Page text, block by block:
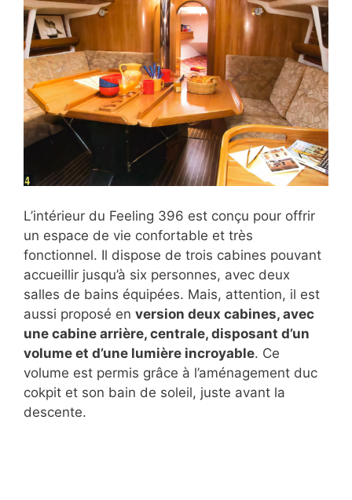
L’intérieur du Feeling 396 est conçu pour offrir
un espace de vie confortable et très
fonctionnel. Il dispose de trois cabines pouvant
accueillir jusqu’à six personnes, avec deux
salles de bains équipées. Mais, attention, il est
aussi proposé en version deux cabines, avec
une cabine arrière, centrale, disposant d’un
volume et d’une lumière incroyable. Ce
volume est permis grâce à l’aménagement duc
cokpit et son bain de soleil, juste avant la
descente.